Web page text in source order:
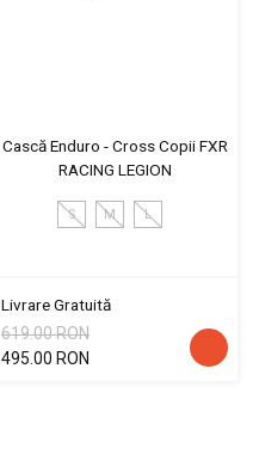
Cască Enduro - Cross Copii FXR
RACING LEGION
S M L
Livrare Gratuită
619.00 RON
495.00 RON